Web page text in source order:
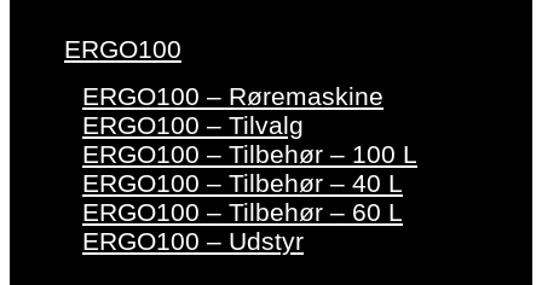
ERGO100
ERGO100 – Røremaskine
ERGO100 – Tilvalg
ERGO100 – Tilbehør – 100 L
ERGO100 – Tilbehør – 40 L
ERGO100 – Tilbehør – 60 L
ERGO100 – Udstyr